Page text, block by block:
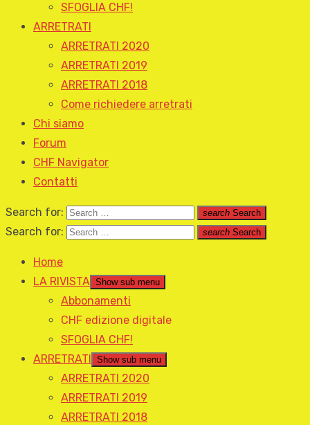
SFOGLIA CHF!
ARRETRATI
ARRETRATI 2020
ARRETRATI 2019
ARRETRATI 2018
Come richiedere arretrati
Chi siamo
Forum
CHF Navigator
Contatti
Search for: search Search
Search for: search Search
Home
LA RIVISTA Show sub menu
Abbonamenti
CHF edizione digitale
SFOGLIA CHF!
ARRETRATI
Show sub menu
ARRETRATI 2020
ARRETRATI 2019
ARRETRATI 2018